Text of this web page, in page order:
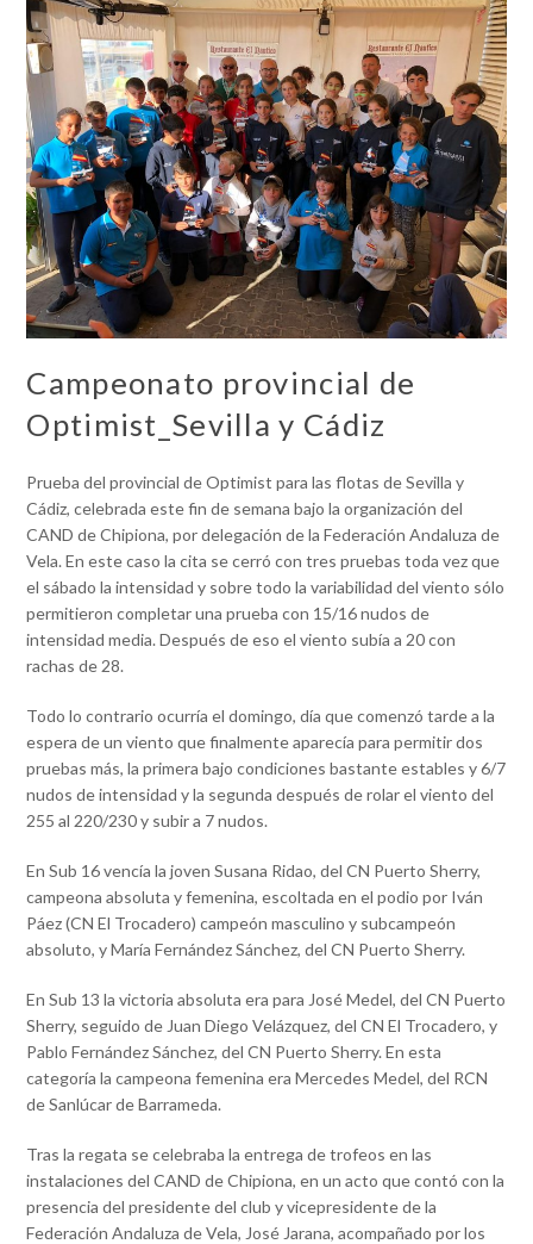
Campeonato provincial de
Optimist_Sevilla y Cádiz
Prueba del provincial de Optimist para las flotas de Sevilla y
Cádiz, celebrada este fin de semana bajo la organización del
CAND de Chipiona, por delegación de la Federación Andaluza de
Vela. En este caso la cita se cerró con tres pruebas toda vez que
el sábado la intensidad y sobre todo la variabilidad del viento sólo
permitieron completar una prueba con 15/16 nudos de
intensidad media. Después de eso el viento subía a 20 con
rachas de 28.
Todo lo contrario ocurría el domingo, día que comenzó tarde a la
espera de un viento que finalmente aparecía para permitir dos
pruebas más, la primera bajo condiciones bastante estables y 6/7
nudos de intensidad y la segunda después de rolar el viento del
255 al 220/230 y subir a 7 nudos.
En Sub 16 vencía la joven Susana Ridao, del CN Puerto Sherry,
campeona absoluta y femenina, escoltada en el podio por Iván
Páez (CN El Trocadero) campeón masculino y subcampeón
absoluto, y María Fernández Sánchez, del CN Puerto Sherry.
En Sub 13 la victoria absoluta era para José Medel, del CN Puerto
Sherry, seguido de Juan Diego Velázquez, del CN El Trocadero, y
Pablo Fernández Sánchez, del CN Puerto Sherry. En esta
categoría la campeona femenina era Mercedes Medel, del RCN
de Sanlúcar de Barrameda.
Tras la regata se celebraba la entrega de trofeos en las
instalaciones del CAND de Chipiona, en un acto que contó con la
presencia del presidente del club y vicepresidente de la
Federación Andaluza de Vela, José Jarana, acompañado por los